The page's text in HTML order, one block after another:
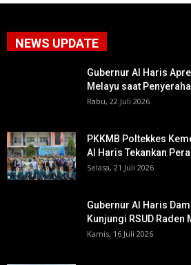
NEWS UPDATE
Gubernur Al Haris
Melayu saat
Rabu, 22 Juli 2026
PKKMB Poltekkes
Al Haris Tekankan
Selasa, 21 Juli 2026
Gubernur Al Haris
Kunjungi RSUD Raden
Kamis, 16 Juli 2026